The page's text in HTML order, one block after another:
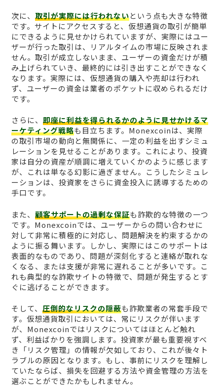
次に、 取引が実際には行われないという点も大きな特徴
です。サイトにアクセスすると、仮想通貨の取引が簡単
にできるように見せかけられていますが、実際にはユー
ザーが行った取引は、リアルタイムの市場に反映されま
せん。取引が成立しないまま、ユーザーの資金だけが積
み上げられていき、最終的には引き出すことができなく
なります。実際には、仮想通貨の購入や売却は行われ
ず、ユーザーの資金は業者のポケットに収められるだけ
です。
さらに、 即座に利益を得られるかのように見せかけるマ
ーケティング戦略も目立ちます。Monexcoinは、実際
の取引市場の動向と無関係に、一定の利益を出すシミュ
レーションを見せることがあります。これにより、投資
家は自分の資産が順調に増えていくかのように感じます
が、これは単なる幻影に過ぎません。こうしたシミュレ
ーションは、投資家をさらに資金投入に誘導するための
手口です。
また、 顧客サポートの過剰な保証も詐欺的な特徴の一つ
です。Monexcoinでは、ユーザーからの問い合わせに
対して非常に積極的に対応し、問題解決を約束するかの
ように振る舞います。しかし、実際にはこのサポートは
表面的なものであり、問題が深刻化すると連絡が取れな
くなる、または支援が非常に遅れることが多いです。こ
れも典型的な詐欺サイトの特徴で、問題が発生するとす
ぐに逃げることができます。
そして、 圧倒的なリスクの隠蔽も詐欺業者の常套手段で
す。仮想通貨取引においては、常にリスクが伴います
が、Monexcoinではリスクについてはほとんど触れ
ず、利益ばかりを強調します。投資家が最も重要視すべ
き「リスク管理」の情報が欠如しており、これが後々ト
ラブルの原因となります。もし、事前にリスクを理解し
ていたならば、損失を回避する方法や資金管理の方法を
選ぶことができたかもしれません。